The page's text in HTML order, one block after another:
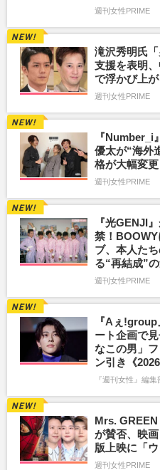
週刊女性PRIME
滝沢秀明氏
支援を表明
で浮かび上
週刊女性PRIME
『Number_i
優太が“海外
格が大幅変
週刊女性PRIME
『光GENJI
禁！
ブ、本人た
る“再結成”
週刊女性PRIME
『Aぇ
ート企画で
なこの男」
ン引き《
『週刊女性』編集
Mrs.
が賛否、映
版上映に「
週刊女性PRIME